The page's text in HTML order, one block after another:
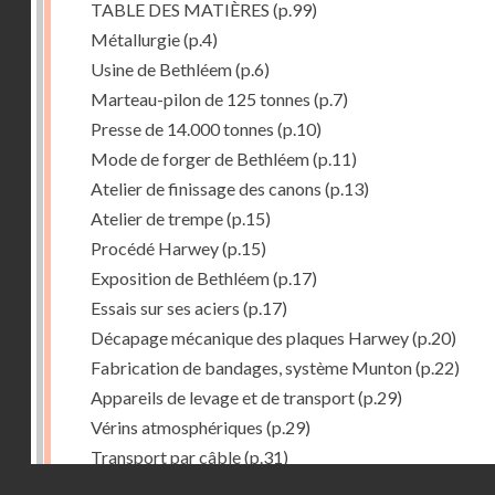
TABLE DES MATIÈRES (p.99)
Métallurgie(p.4)
Usine de Bethléem(p.6)
Marteau-pilon de 125 tonnes (p.7)
Presse de 14.000 tonnes (p.10)
Mode de forger de Bethléem(p.11)
Atelier de finissage des canons (p.13)
Atelier de trempe(p.15)
Procédé Harwey(p.15)
Exposition de Bethléem(p.17)
Essais sur ses aciers (p.17)
Décapage mécanique des plaques Harwey(p.20)
Fabrication de bandages, système Munton(p.22)
Appareils de levage et de transport(p.29)
Vérins atmosphériques (p.29)
Transport par câble(p.31)